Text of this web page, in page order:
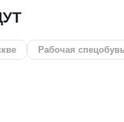
спецобувь СИЗ